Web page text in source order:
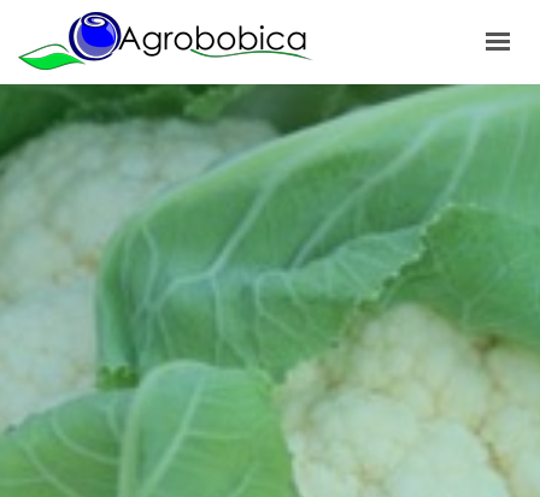
POČETNA
O NAMA
PROIZVODI
NAŠI PROJEKTI
NOVOSTI
KONTAKT